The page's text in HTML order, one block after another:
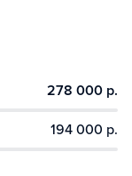
278 000 р.
194 000 р.